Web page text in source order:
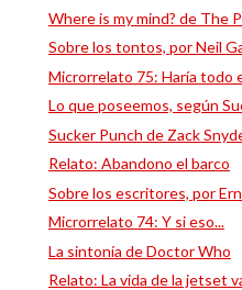
Where is my mind? de The
Sobre los tontos, por Neil
Microrrelato 75: Haría todo
Lo que poseemos, según
Sucker Punch de Zack
Relato: Abandono el barco
Sobre los escritores, por
Microrrelato 74: Y si eso...
La sintonía de Doctor Who
Relato: La vida de la jetset